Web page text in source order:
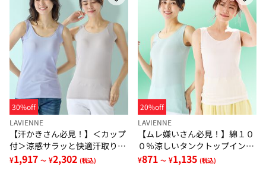
30%off
LAVIENNE
【汗かきさん必見！】＜カップ
付＞涼感サラッと快適汗取りタ
ンクトップインナー＜さらりラ
¥1,917 ～ ¥2,302 (税込)
20%off
LAVIENNE
【ムレ嫌いさん必見！】綿１０
０％涼しいタンクトップインナ
ー＜さらりラボ＞
¥871 ～ ¥1,135 (税込)